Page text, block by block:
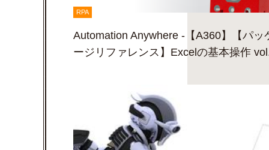
RPA
Automation Anywhere -【A360】【パッ
ージリファレンス】Excelの基本操作